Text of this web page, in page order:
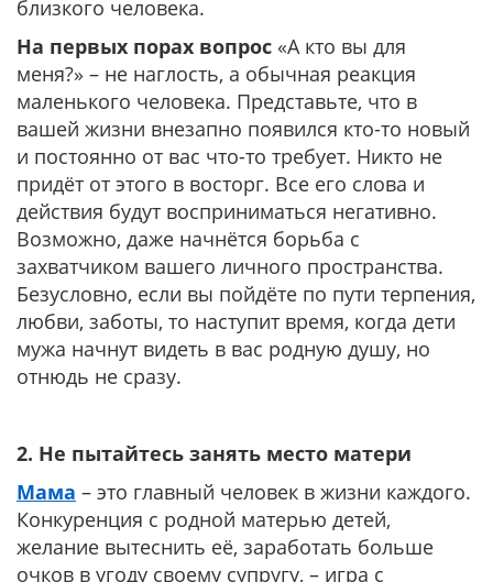
близкого человека.
На первых порах вопрос «А кто вы для
меня?» – не наглость, а обычная реакция
маленького человека. Представьте, что в
вашей жизни внезапно появился кто-то новый
и постоянно от вас что-то требует. Никто не
придёт от этого в восторг. Все его слова и
действия будут восприниматься негативно.
Возможно, даже начнётся борьба с
захватчиком вашего личного пространства.
Безусловно, если вы пойдёте по пути терпения,
любви, заботы, то наступит время, когда дети
мужа начнут видеть в вас родную душу, но
отнюдь не сразу.
2. Не пытайтесь занять место матери
Мама – это главный человек в жизни каждого.
Конкуренция с родной матерью детей,
желание вытеснить её, заработать больше
очков в угоду своему супругу, – игра с